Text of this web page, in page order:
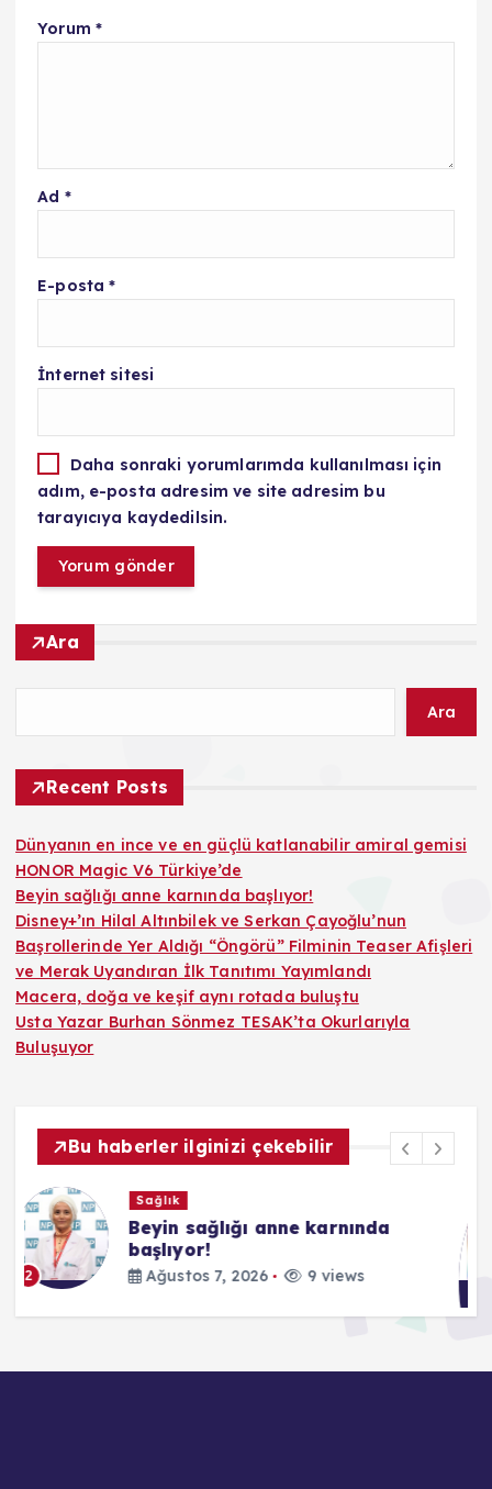
Yorum *
Ad *
E-posta*
İnternet sitesi
Daha sonraki yorumlarımda kullanılması için
adım, e-posta adresim ve site adresim bu
tarayıcıya kaydedilsin.
Ara
Ara
Recent Posts
Dünyanın en ince ve en güçlü katlanabilir amiral gemisi
HONOR Magic V6 Türkiye’de
Beyin sağlığı anne karnında başlıyor!
Disney+’ın Hilal Altınbilek ve Serkan Çayoğlu’nun
Başrollerinde Yer Aldığı “Öngörü” Filminin Teaser Afişleri
ve Merak Uyandıran İlk Tanıtımı Yayımlandı
Macera, doğa ve keşif aynı rotada buluştu
Usta Yazar Burhan Sönmez TESAK’ta Okurlarıyla
Buluşuyor
Bu haberler ilginizi çekebilir
Kültür & Sanat
Disney+’ın Hilal Altınbilek ve
Serkan Çayoğlu’nun
Başrollerinde Yer Aldığı
Afişleri ve Merak Uyandıran İlk